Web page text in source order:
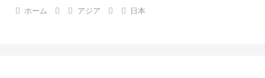
ホーム アジア 日本